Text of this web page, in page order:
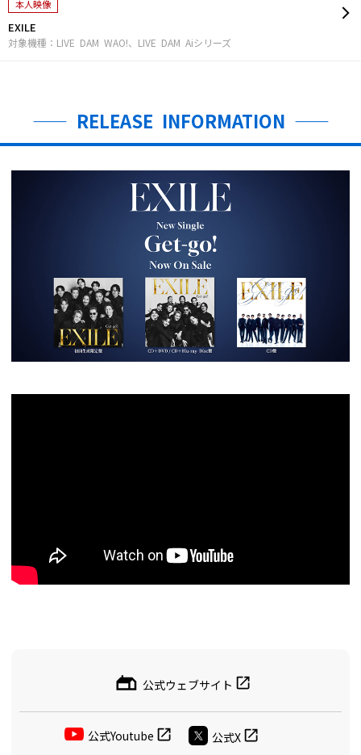
本人映像
EXILE
対象機種：LIVE DAM WAO!、LIVE DAM Aiシリーズ
—— RELEASE INFORMATION ——
公式ウェブサイト
公式Youtube 公式X